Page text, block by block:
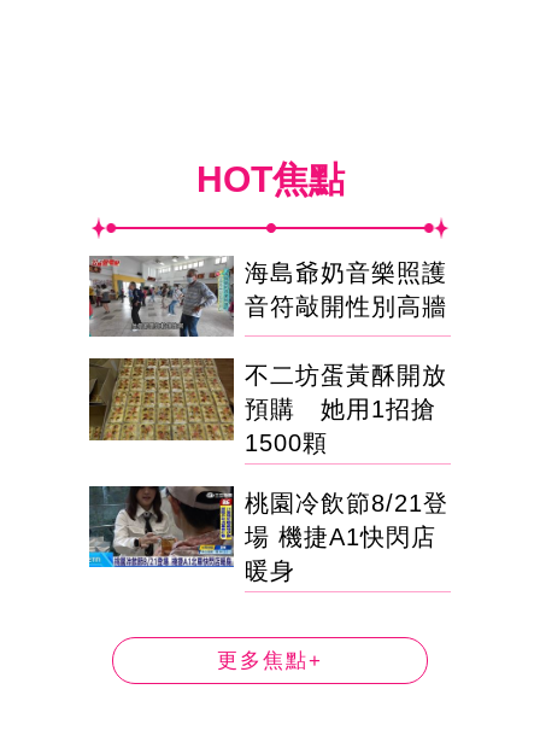
HOT焦點
海島爺奶音樂照護
音符敲開性別高牆
不二坊蛋黃酥開放
預購 她用1招搶
1500顆
桃園冷飲節8/21登
場 機捷A1快閃店
暖身
更多焦點+